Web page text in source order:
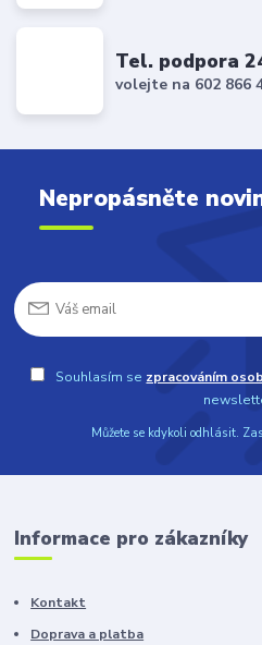
Tel. podpora
volejte na 602 866
Nepropásněte
Souhlasím se zpracováním
Můžete se kdykoli odhlásit.
Informace pro zákazníky
Kontakt
Doprava a platba